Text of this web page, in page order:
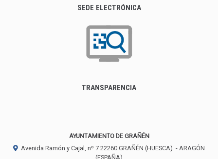
SEDE ELECTRÓNICA
TRANSPARENCIA
AYUNTAMIENTO DE GRAÑÉN
Avenida Ramón y Cajal, nº 7 22260 GRAÑÉN (HUESCA) - ARAGÓN
(ESPAÑA)